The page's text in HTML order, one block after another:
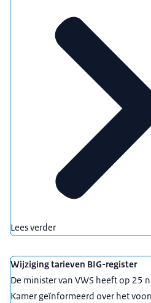
Lees verder
Wijziging tarieven BIG-register
De minister van VWS heeft op 25
Kamer geïnformeerd over het